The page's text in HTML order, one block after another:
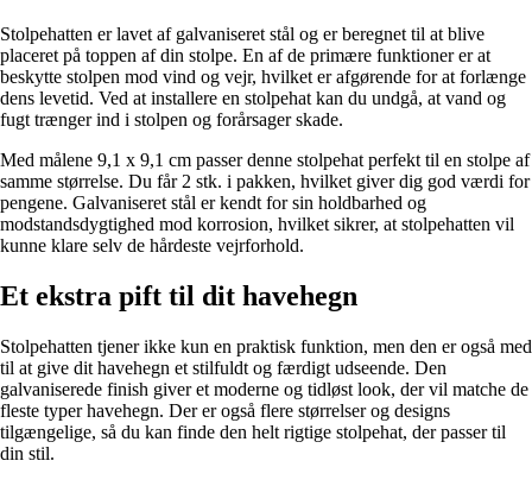
Stolpehatten er lavet af galvaniseret stål og er beregnet til at blive
placeret på toppen af din stolpe. En af de primære funktioner er at
beskytte stolpen mod vind og vejr, hvilket er afgørende for at forlænge
dens levetid. Ved at installere en stolpehat kan du undgå, at vand og
fugt trænger ind i stolpen og forårsager skade.
Med målene 9,1 x 9,1 cm passer denne stolpehat perfekt til en stolpe af
samme størrelse. Du får 2 stk. i pakken, hvilket giver dig god værdi for
pengene. Galvaniseret stål er kendt for sin holdbarhed og
modstandsdygtighed mod korrosion, hvilket sikrer, at stolpehatten vil
kunne klare selv de hårdeste vejrforhold.
Et ekstra pift til dit havehegn
Stolpehatten tjener ikke kun en praktisk funktion, men den er også med
til at give dit havehegn et stilfuldt og færdigt udseende. Den
galvaniserede finish giver et moderne og tidløst look, der vil matche de
fleste typer havehegn. Der er også flere størrelser og designs
tilgængelige, så du kan finde den helt rigtige stolpehat, der passer til
din stil.